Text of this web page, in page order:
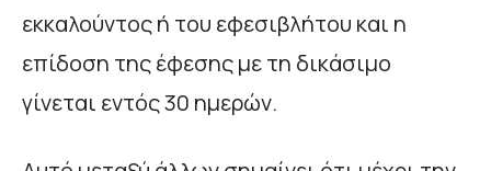
εκκαλούντος ή του εφεσιβλήτου και η
επίδοση της έφεσης με τη δικάσιμο
γίνεται εντός 30 ημερών.